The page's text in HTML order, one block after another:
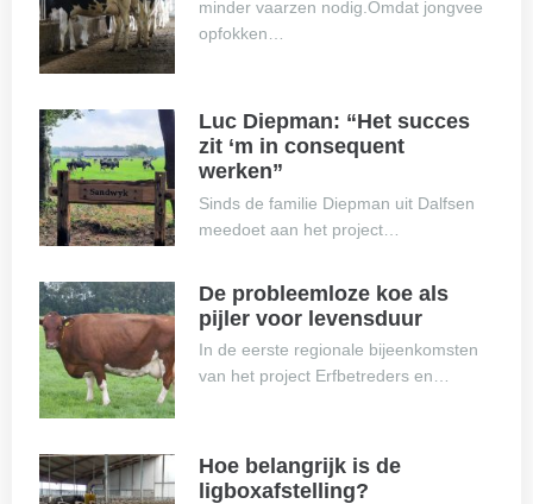
minder vaarzen nodig.Omdat jongvee
opfokken…
Luc Diepman: “Het succes
zit ‘m in consequent
werken”
Sinds de familie Diepman uit Dalfsen
meedoet aan het project…
De probleemloze koe als
pijler voor levensduur
In de eerste regionale bijeenkomsten
van het project Erfbetreders en…
Hoe belangrijk is de
ligboxafstelling?